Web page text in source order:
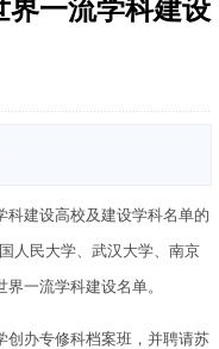
界一流学科建设
科建设高校及建设学科名单的
人民大学、武汉大学、南京
一流学科建设名单。
办专修科档案班，并聘请苏